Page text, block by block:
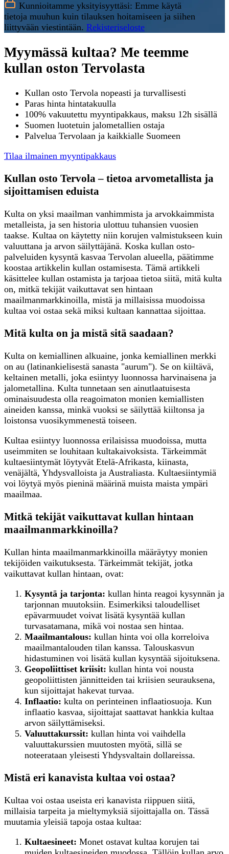
Kunnioitamme yksityisyyttäsi: Emme käytä
tietoja muuhun kuin tilauksen hoitamiseen ja siihen
liittyvään viestintään. Rekisteriseloste
Myymässä kultaa? Me teemme
kullan oston Tervolasta
Kullan osto Tervola nopeasti ja turvallisesti
Paras hinta hintatakuulla
100% vakuutettu myyntipakkaus, maksu 12h sisällä
Suomen luotetuin jalometallien ostaja
Palvelua Tervolaan ja kaikkialle Suomeen
Tilaa ilmainen myyntipakkaus
Kullan osto Tervola – tietoa arvometallista ja
sijoittamisen eduista
Kulta on yksi maailman vanhimmista ja arvokkaimmista
metalleista, ja sen historia ulottuu tuhansien vuosien
taakse. Kultaa on käytetty niin korujen valmistukseen kuin
valuuttana ja arvon säilyttäjänä. Koska kullan osto-
palveluiden kysyntä kasvaa Tervolan alueella, päätimme
koostaa artikkelin kullan ostamisesta. Tämä artikkeli
käsittelee kullan ostamista ja tarjoaa tietoa siitä, mitä kulta
on, mitkä tekijät vaikuttavat sen hintaan
maailmanmarkkinoilla, mistä ja millaisissa muodoissa
kultaa voi ostaa sekä miksi kultaan kannattaa sijoittaa.
Mitä kulta on ja mistä sitä saadaan?
Kulta on kemiallinen alkuaine, jonka kemiallinen merkki
on au (latinankielisestä sanasta "aurum"). Se on kiiltävä,
keltainen metalli, joka esiintyy luonnossa harvinaisena ja
jalometallina. Kulta tunnetaan sen ainutlaatuisesta
ominaisuudesta olla reagoimaton monien kemiallisten
aineiden kanssa, minkä vuoksi se säilyttää kiiltonsa ja
loistonsa vuosikymmenestä toiseen.
Kultaa esiintyy luonnossa erilaisissa muodoissa, mutta
useimmiten se louhitaan kultakaivoksista. Tärkeimmät
kultaesiintymät löytyvät Etelä-Afrikasta, kiinasta,
venäjältä, Yhdysvalloista ja Australiasta. Kultaesiintymiä
voi löytyä myös pieninä määrinä muista maista ympäri
maailmaa.
Mitkä tekijät vaikuttavat kullan hintaan
maailmanmarkkinoilla?
Kullan hinta maailmanmarkkinoilla määräytyy monien
tekijöiden vaikutuksesta. Tärkeimmät tekijät, jotka
vaikuttavat kullan hintaan, ovat:
Kysyntä ja tarjonta: kullan hinta reagoi kysynnän ja
tarjonnan muutoksiin. Esimerkiksi taloudelliset
epävarmuudet voivat lisätä kysyntää kullan
turvasatamana, mikä voi nostaa sen hintaa.
Maailmantalous: kullan hinta voi olla korreloiva
maailmantalouden tilan kanssa. Talouskasvun
hidastuminen voi lisätä kullan kysyntää sijoituksena.
Geopoliittiset kriisit: kullan hinta voi nousta
geopoliittisten jännitteiden tai kriisien seurauksena,
kun sijoittajat hakevat turvaa.
Inflaatio: kulta on perinteinen inflaatiosuoja. Kun
inflaatio kasvaa, sijoittajat saattavat hankkia kultaa
arvon säilyttämiseksi.
Valuuttakurssit: kullan hinta voi vaihdella
valuuttakurssien muutosten myötä, sillä se
noteerataan yleisesti Yhdysvaltain dollareissa.
Mistä eri kanavista kultaa voi ostaa?
Kultaa voi ostaa useista eri kanavista riippuen siitä,
millaisia tarpeita ja mieltymyksiä sijoittajalla on. Tässä
muutamia yleisiä tapoja ostaa kultaa:
Kultaesineet: Monet ostavat kultaa korujen tai